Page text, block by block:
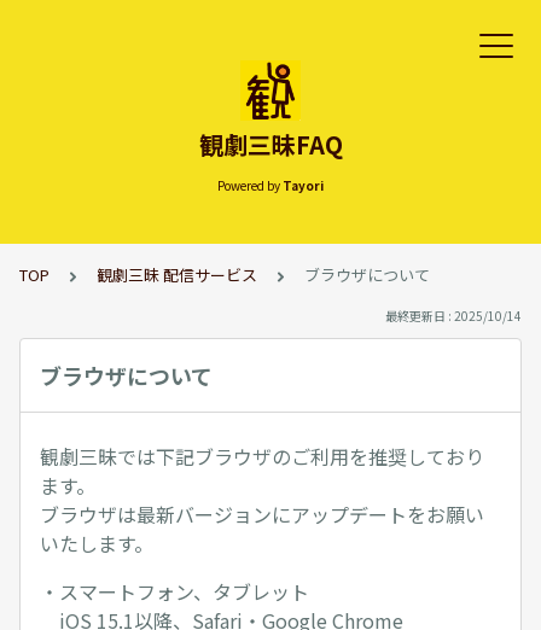
観劇三昧FAQ
Powered by Tayori
TOP 観劇三昧 配信サービス ブラウザについて
最終更新日 : 2025/10/14
ブラウザについて
観劇三昧では下記ブラウザのご利用を推奨しており
ます。
ブラウザは最新バージョンにアップデートをお願い
いたします。
・スマートフォン、タブレット
iOS 15.1以降、Safari・Google Chrome